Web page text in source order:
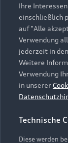
Elektromodelle
Plug-in-Hybride
Finanzierung
Aktionen &
Saisonale
Audi Services
Garantie
Audi digital
myAudi
Support
Kundenservice
Händlersuche
Audi Code
Über Audi
Unternehmen
Karriere
Investor
Presse &
Ihre
einschließlich
auf "Alle
Verwendung
jederzeit in
Weitere
Verwendung
in unserer
Technische
Diese werden